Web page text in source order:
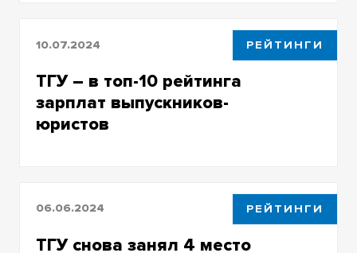
10.07.2024 РЕЙТИНГИ
ТГУ – в топ-10 рейтинга
зарплат выпускников-
юристов
06.06.2024 РЕЙТИНГИ
ТГУ снова занял 4 место